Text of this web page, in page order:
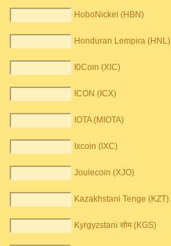
HoboNickel (HBN)
Honduran Lempira (HNL)
I0Coin (XIC)
ICON (ICX)
IOTA (MIOTA)
Ixcoin (IXC)
Joulecoin (XJO)
Kazakhstani Tenge (KZT)
Kyrgyzstani सोम (KGS)